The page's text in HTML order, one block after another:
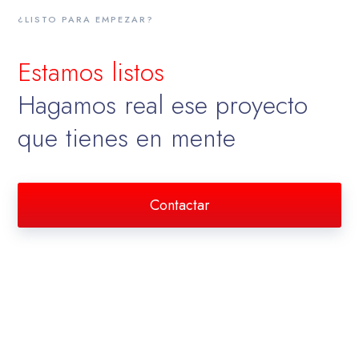
¿LISTO PARA EMPEZAR?
Estamos listos
Hagamos real ese proyecto
que tienes en mente
Contactar